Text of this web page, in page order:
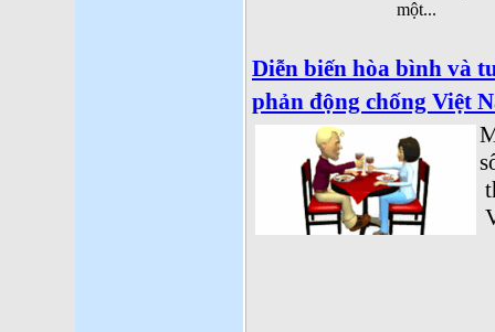
một...
Diễn biến hòa bình và
phản động chống Việt